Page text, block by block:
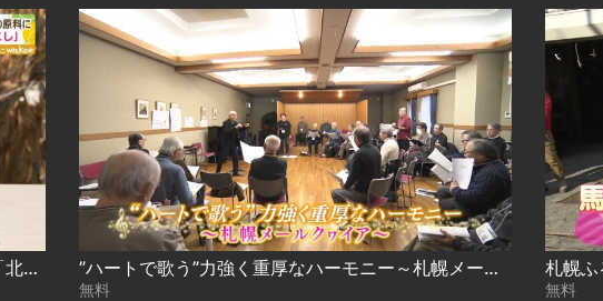
【どさんこWEEKEND】杉谷拳士さんも絶賛！「北海道コーン茶」特集 ”ハートで歌う”力強く重厚なハーモニー～札幌メールクヮイア
無料 無料